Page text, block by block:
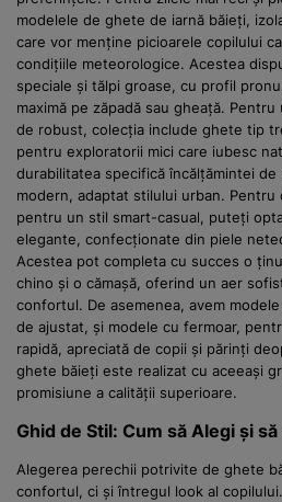
modelele de ghete de iarnă băieți,
care vor menține picioarele copilului
condițiile meteorologice. Acestea
speciale și tălpi groase, cu profil
maximă pe zăpadă sau gheață.
de robust, colecția include ghete tip
pentru exploratorii mici care iubesc
durabilitatea specifică încălțămintei
modern, adaptat stilului urban. Pentru
pentru un stil smart-casual, puteți
elegante, confecționate din piele
Acestea pot completa cu succes o
chino și o cămașă, oferind un aer
confortul. De asemenea, avem
de ajustat, și modele cu fermoar,
rapidă, apreciată de copii și părinți
ghete băieți este realizat cu aceeași
promisiune a calității superioare.
Ghid de Stil: Cum să Alegi și
Alegerea perechii potrivite de ghete
confortul, ci și întregul look al